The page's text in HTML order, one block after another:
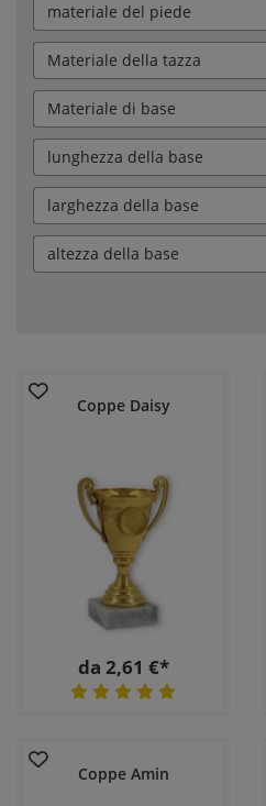
materiale del piede
Materiale della tazza
Materiale di base
lunghezza della base
larghezza della base
altezza della base
Coppe Daisy
da 2,61 €*
Coppe Amin